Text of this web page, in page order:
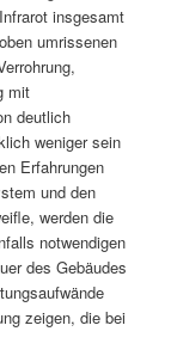
insgesamt
umrissenen
mit
deutlich
weniger sein
Erfahrungen
und den
werden die
notwendigen
des Gebäudes
zeigen, die bei